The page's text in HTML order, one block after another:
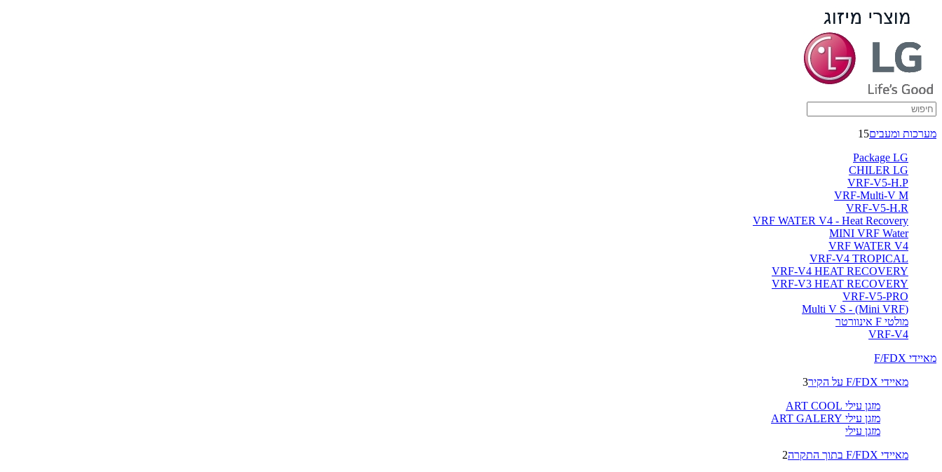
מערכות ומעבים15
Package LG
CHILER LG
VRF-V5-H.P
VRF-Multi-V M
VRF-V5-H.R
VRF WATER V4 - Heat Recovery
MINI VRF Water
VRF WATER V4
VRF-V4 TROPICAL
VRF-V4 HEAT RECOVERY
VRF-V3 HEAT RECOVERY
VRF-V5-PRO
(Multi V S - (Mini VRF
מולטי F אינוורטר
VRF-V4
מאיידי F/FDX
מאיידי F/FDX על הקיר
3
מזגן עילי ART COOL
מזגן עילי ART GALERY
מזגן עילי
מאיידי F/FDX בתוך התקרה
2